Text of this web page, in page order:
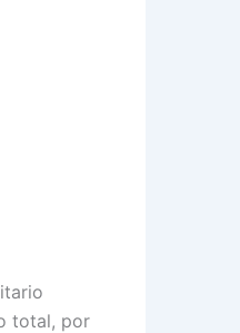
total, por